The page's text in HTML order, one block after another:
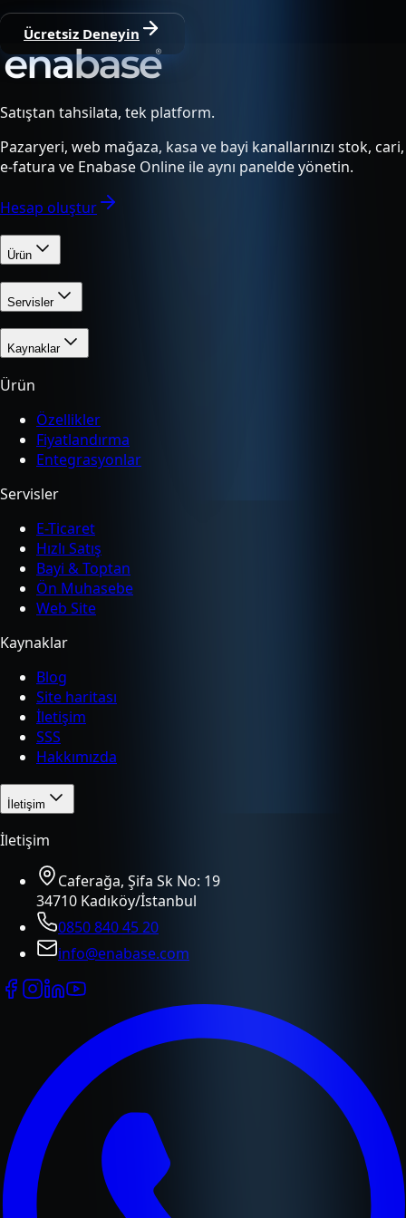
Ücretsiz Deneyin
Satıştan tahsilata, tek platform.
Pazaryeri, web mağaza, kasa ve bayi kanallarınızı stok, cari,
e-fatura ve Enabase Online ile aynı panelde yönetin.
Hesap oluştur
Ürün
Servisler
Kaynaklar
Ürün
Özellikler
Fiyatlandırma
Entegrasyonlar
Servisler
E-Ticaret
Hızlı Satış
Bayi & Toptan
Ön Muhasebe
Web Site
Kaynaklar
Blog
Site haritası
İletişim
SSS
Hakkımızda
İletişim
İletişim
Caferağa, Şifa Sk No: 19
34710 Kadıköy/İstanbul
0850 840 45 20
info@enabase.com